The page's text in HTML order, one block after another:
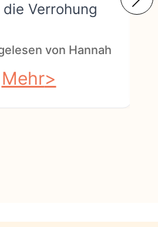
Verrohung
von Hannah
Mehr